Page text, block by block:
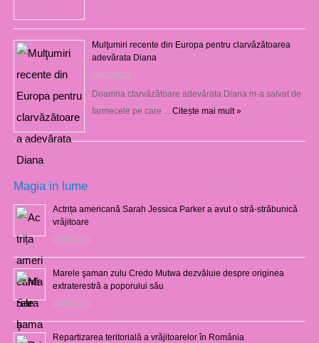
Mulţumiri recente din Europa pentru clarvăzătoarea
adevărata Diana
29/01/2021
Doamna clarvăzătoare adevărata Diana m-a salvat de
farmecele pe care … Citește mai mult »
Magia in lume
Actrița americană Sarah Jessica Parker a avut o stră-străbunică
vrăjitoare
03/08/2021
Marele şaman zulu Credo Mutwa dezvăluie despre originea
extraterestră a poporului său
14/06/2021
Repartizarea teritorială a vrăjitoarelor în România